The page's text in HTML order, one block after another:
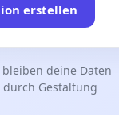
erstellen
deine Daten
durch Gestaltung